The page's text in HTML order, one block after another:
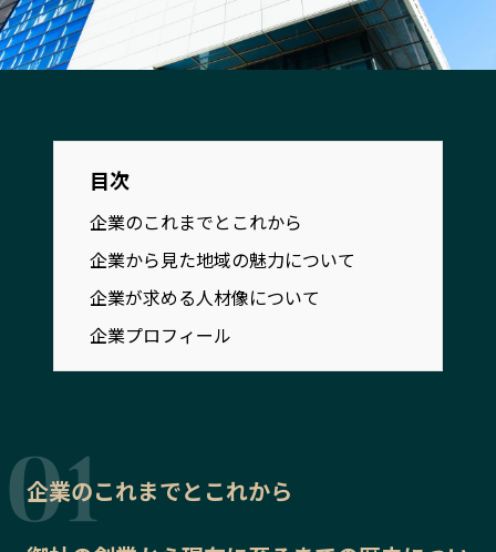
山口エリア
徳島エリア
香川エリア
愛媛エリア
佐賀エリア
長崎エリア
熊本エリア
カテゴリから探す
特集コンテンツ
地域を代表する 企業100選
Localist
SDGsの先駆者
イベント
目次
企業のこれまでとこれから
企業から見た地域の魅力について
企業が求める人材像について
企業プロフィール
企業のこれまでとこれから